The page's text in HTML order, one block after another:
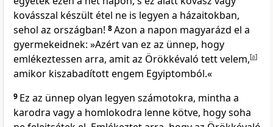
kovásszal készült étel ne is legyen a házaitokban,
sehol az országban! 8Azon a napon magyarázd el a
gyermekeidnek: »Azért van ez az ünnep, hogy
emlékeztessen arra, amit az Örökkévaló tett velem,[a]
amikor kiszabadított engem Egyiptomból.«
9 Ez az ünnep olyan legyen számotokra, mintha a
karodra vagy a homlokodra lenne kötve, hogy soha